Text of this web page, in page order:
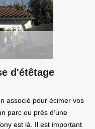
d'étêtage
associé pour écimer vos
parc ou près d’une
est là. Il est important